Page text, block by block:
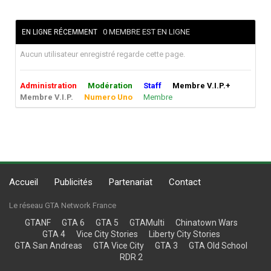
EN LIGNE RÉCEMMENT 0 MEMBRE EST EN LIGNE
Aucun utilisateur enregistré regarde cette page.
Administration Modération Staff
Membre V.I.P.+
Membre V.I.P.
Numero Uno Membre
Accueil Publicités Partenariat Contact
Le réseau GTA Network France
GTANF GTA 6 GTA 5 GTAMulti
Chinatown Wars
GTA 4
Vice City Stories
Liberty City Stories
GTA San Andreas
GTA Vice City GTA 3
GTA Old School
RDR 2